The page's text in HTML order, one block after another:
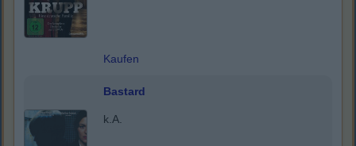
Kaufen
Bastard
k.A.